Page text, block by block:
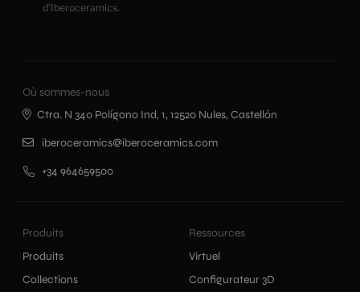
d’Iberoceramics.
Produits
Produits
Collections
Ressources
Virtuel
Configurateur 3D
Où sommes-nous
Ctra. N 340 Polígono Ind, 1, 12520 Nules, Castellón
iberoceramics@iberoceramics.com
+34 964659500